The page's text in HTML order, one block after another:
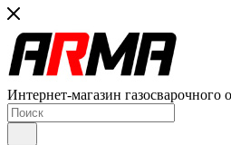
Интернет-магазин газосварочного